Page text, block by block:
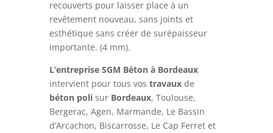
recouverts pour laisser place à un
revêtement nouveau, sans joints et
esthétique sans créer de surépaisseur
importante. (4 mm).
L’entreprise SGM Béton à Bordeaux
intervient pour tous vos travauxde
béton polisur Bordeaux, Toulouse,
Bergerac, Agen, Marmande, Le Bassin
d’Arcachon, Biscarrosse, Le Cap Ferret et